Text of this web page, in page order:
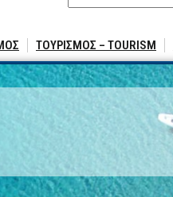
ΤΟΥΡΙΣΜΟΣ – TOURISM